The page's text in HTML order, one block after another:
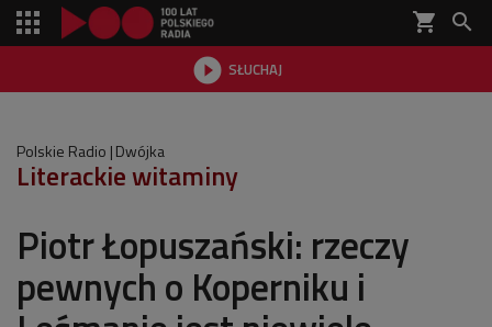
shopping_cart 
 SŁUCHAJ

Polskie Radio Dwójka
Literackie witaminy
Piotr Łopuszański: rzeczy
pewnych o Koperniku i